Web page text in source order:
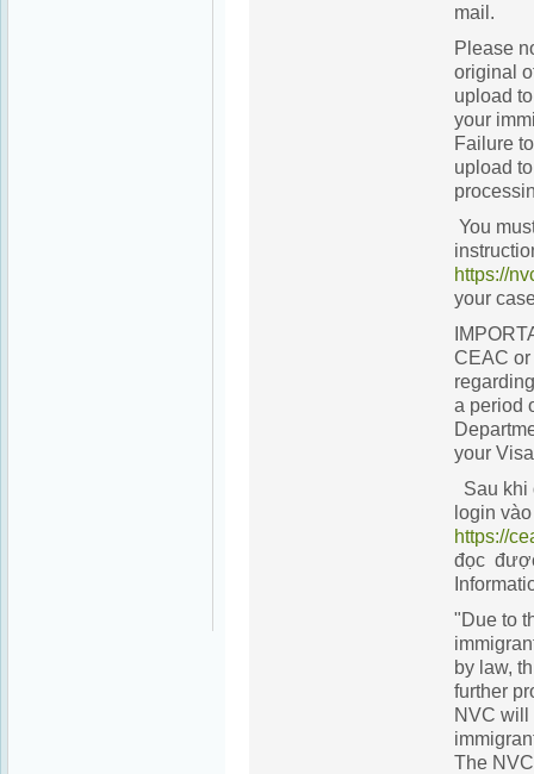
mail.
Please
original
upload
your
Failure
upload
You
https://
your
CEAC
a period
your
Sau khi
login
https://
đọc
"Due to
by law,
further
NVC will
The